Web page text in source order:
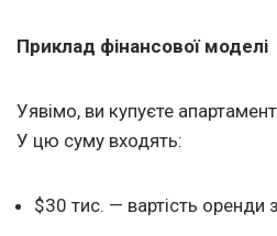
Приклад фінансової моделі
Уявімо, ви купуєте
У цю суму входять:
$30 тис. — вартість оренди